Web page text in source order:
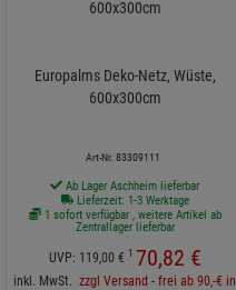
Europalms Deko-Netz, Wüste,
600x300cm
Art-Nr. 83309111
Ab Lager Aschheim lieferbar
Lieferzeit: 1-3 Werktage
1 sofort verfügbar , weitere Artikel ab
Zentrallager lieferbar
UVP: 119, 00 € 1 70,82 €
inkl. MwSt. zzgl Versand - frei ab 90,-€ in